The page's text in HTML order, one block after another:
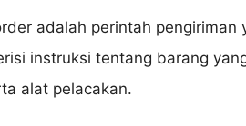
adalah perintah
instruksi tentang barang
alat pelacakan.